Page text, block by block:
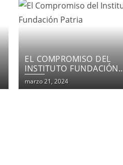
FOMENTANDO LA
EDUCATIVA
marzo 18, 2024